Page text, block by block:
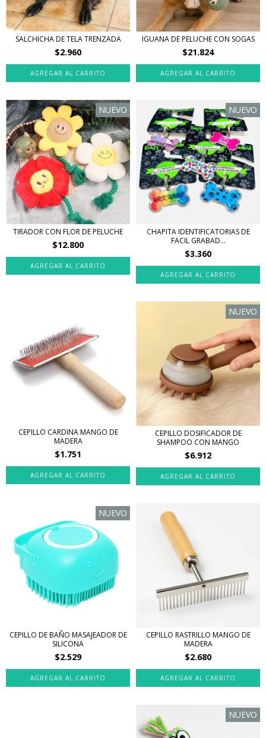
SALCHICHA DE TELA TRENZADA
$2.960
IGUANA DE PELUCHE CON SOGAS
$21.824
NUEVO
TIRADOR CON FLOR DE PELUCHE
$12.800
NUEVO
CHAPITA IDENTIFICATORIAS DE
FACIL GRABAD...
$3.360
CEPILLO CARDINA MANGO DE
MADERA
$1.751
AGREGAR AL CARRITO
NUEVO
CEPILLO DOSIFICADOR DE
SHAMPOO CON MANGO
$6.912
NUEVO
CEPILLO DE BAÑO MASAJEADOR DE
SILICONA
$2.529
CEPILLO RASTRILLO MANGO DE
MADERA
$2.680
NUEVO